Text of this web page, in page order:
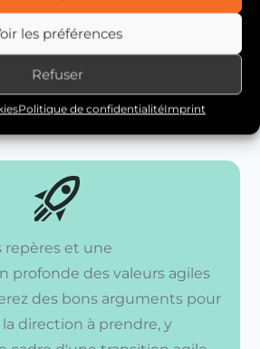
Refuser
les préférences
Politique de confidentialitéImprint
l’après Scrum et projetez-
le succès
votre “pourquoi”
parrain grâce au
impactant”
repères et une
profonde des valeurs agiles
des bons arguments pour
direction à prendre, y